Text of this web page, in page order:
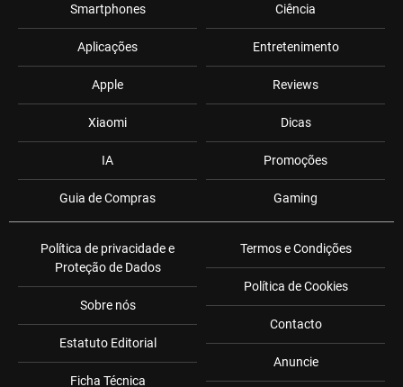
Smartphones
Aplicações
Apple
Xiaomi
IA
Guia de Compras
Ciência
Entretenimento
Reviews
Dicas
Promoções
Gaming
Política de privacidade e
Proteção de Dados
Sobre nós
Estatuto Editorial
Ficha Técnica
Termos e Condições
Política de Cookies
Contacto
Anuncie